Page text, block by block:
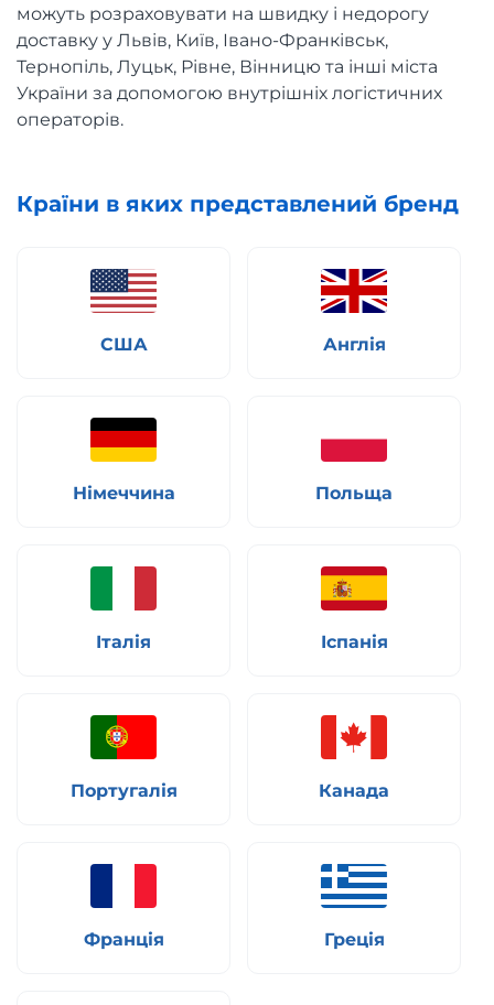
можуть розраховувати на швидку і недорогу
доставку у Львів, Київ, Івано-Франківськ,
Тернопіль, Луцьк, Рівне, Вінницю та інші міста
України за допомогою внутрішніх логістичних
операторів.
Країни в яких представлений бренд
США Англія
Німеччина Польща
Італія Іспанія
Португалія Канада
Франція Греція